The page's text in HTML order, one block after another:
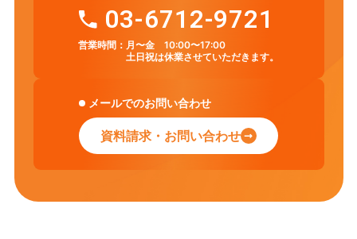
03-6712-9721
営業時間： 月〜金 10:00〜17:00
土日祝は休業させていただきます。
メールでのお問い合わせ
資料請求・お問い合わせ